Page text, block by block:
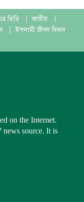
ভিত্তি জাতীয়
ইসলামী জীবন বিধান
on the Internet.
news source. It is